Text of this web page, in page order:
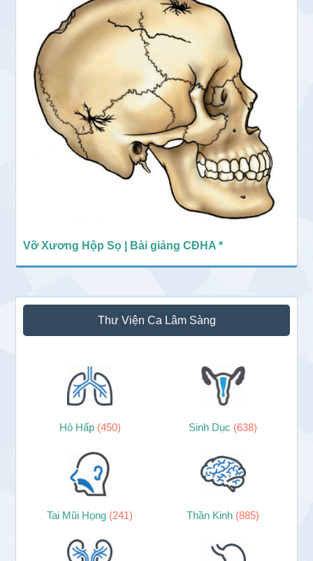
Vỡ Xương Hộp Sọ | Bài giảng CĐHA *
Thư Viện Ca Lâm Sàng
Hô Hấp (450) Sinh Dục (638)
Tai Mũi Họng (241) Thần Kinh (885)